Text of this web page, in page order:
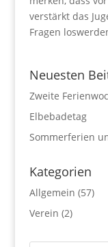
verstärkt das
Fragen
Neuesten
Zweite
Elbebadetag
Sommerferien
Kategorien
Allgemein (57)
Verein (2)